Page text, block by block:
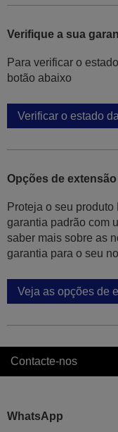
Verifique a sua
Para verificar o
botão abaixo
Verificar o estado
Opções de
Proteja o seu
garantia padrão com
saber mais sobre as
garantia para o seu
Veja as opções de
Contacte-nos
WhatsApp